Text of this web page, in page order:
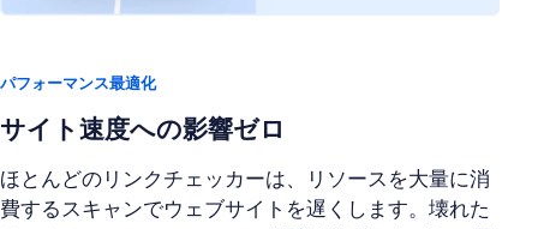
パフォーマンス最適化
サイト速度への影響ゼロ
ほとんどのリンクチェッカーは、リソースを大量に消
費するスキャンでウェブサイトを遅くします。壊れた